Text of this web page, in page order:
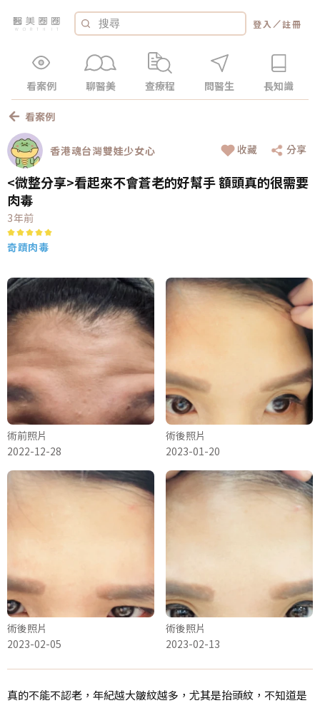
登入 ／註冊
看案例 聊醫美 查療程 問醫生 長知識
看案例
香港魂台灣雙娃少女心 收藏 分享
<微整分享>看起來不會蒼老的好幫手 額頭真的很需要
肉毒
3年前
奇蹟肉毒
術前照片
2022-12-28
術後照片
2023-01-20
術後照片
2023-02-05
術後照片
2023-02-13
真的不能不認老，年紀越大皺紋越多，尤其是抬頭紋，不知道是